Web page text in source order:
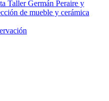
Taller Germán Peraire y
de mueble y cerámica